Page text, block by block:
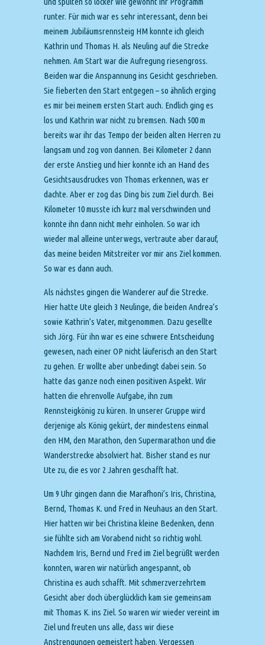
runter. Für mich war es sehr interessant, denn bei
meinem Jubiläumsrennsteig HM konnte ich gleich
Kathrin und Thomas H. als Neuling auf die Strecke
nehmen. Am Start war die Aufregung riesengross.
Beiden war die Anspannung ins Gesicht geschrieben.
Sie fieberten den Start entgegen – so ähnlich erging
es mir bei meinem ersten Start auch. Endlich ging es
los und Kathrin war nicht zu bremsen. Nach 500 m
bereits war ihr das Tempo der beiden alten Herren zu
langsam und zog von dannen. Bei Kilometer 2 dann
der erste Anstieg und hier konnte ich an Hand des
Gesichtsausdruckes von Thomas erkennen, was er
dachte. Aber er zog das Ding bis zum Ziel durch. Bei
Kilometer 10 musste ich kurz mal verschwinden und
konnte ihn dann nicht mehr einholen. So war ich
wieder mal alleine unterwegs, vertraute aber darauf,
das meine beiden Mitstreiter vor mir ans Ziel kommen.
So war es dann auch.
Als nächstes gingen die Wanderer auf die Strecke.
Hier hatte Ute gleich 3 Neulinge, die beiden Andrea’s
sowie Kathrin’s Vater, mitgenommen. Dazu gesellte
sich Jörg. Für ihn war es eine schwere Entscheidung
gewesen, nach einer OP nicht läuferisch an den Start
zu gehen. Er wollte aber unbedingt dabei sein. So
hatte das ganze noch einen positiven Aspekt. Wir
hatten die ehrenvolle Aufgabe, ihn zum
Rennsteigkönig zu küren. In unserer Gruppe wird
derjenige als König gekürt, der mindestens einmal
den HM, den Marathon, den Supermarathon und die
Wanderstrecke absolviert hat. Bisher stand es nur
Ute zu, die es vor 2 Jahren geschafft hat.
Um 9 Uhr gingen dann die Marafhoni’s Iris, Christina,
Bernd, Thomas K. und Fred in Neuhaus an den Start.
Hier hatten wir bei Christina kleine Bedenken, denn
sie fühlte sich am Vorabend nicht so richtig wohl.
Nachdem Iris, Bernd und Fred im Ziel begrüßt werden
konnten, waren wir natürlich angespannt, ob
Christina es auch schafft. Mit schmerzverzehrtem
Gesicht aber doch überglücklich kam sie gemeinsam
mit Thomas K. ins Ziel. So waren wir wieder vereint im
Ziel und freuten uns alle, dass wir diese
Anstrengungen gemeistert haben. Vergessen